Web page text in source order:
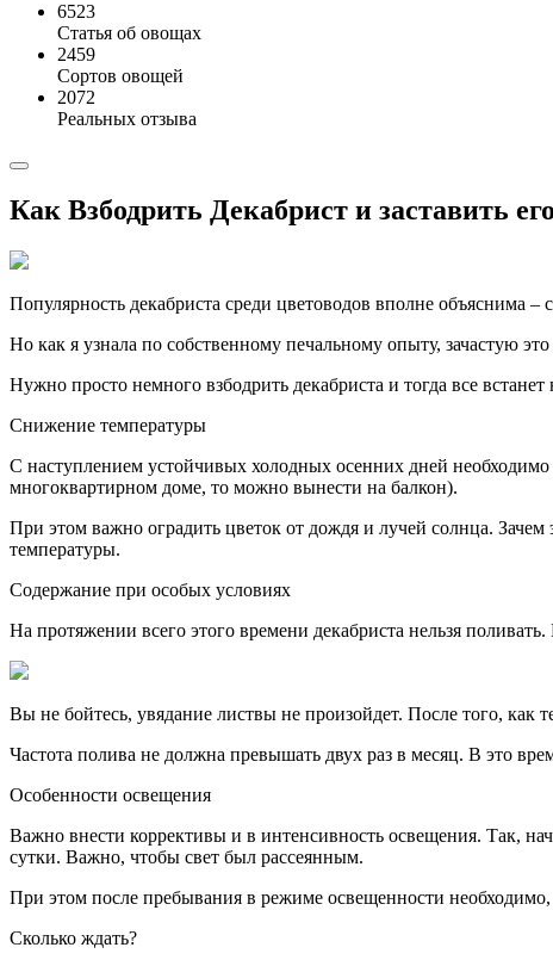
6523
Статья об овощах
2459
Сортов овощей
2072
Реальных отзыва
Как Взбодрить Декабрист и заставить
Популярность декабриста среди цветоводов вполне объяснима –
Но как я узнала по собственному печальному опыту, зачастую
Нужно просто немного взбодрить декабриста и тогда все
Снижение температуры
С наступлением устойчивых холодных осенних дней
многоквартирном доме, то можно вынести на балкон).
При этом важно оградить цветок от дождя и лучей солнца.
температуры.
Содержание при особых условиях
На протяжении всего этого времени декабриста нельзя
Вы не бойтесь, увядание листвы не произойдет. После того, как
Частота полива не должна превышать двух раз в месяц. В это
Особенности освещения
Важно внести коррективы и в интенсивность освещения. Так,
сутки. Важно, чтобы свет был рассеянным.
При этом после пребывания в режиме освещенности
Сколько ждать?